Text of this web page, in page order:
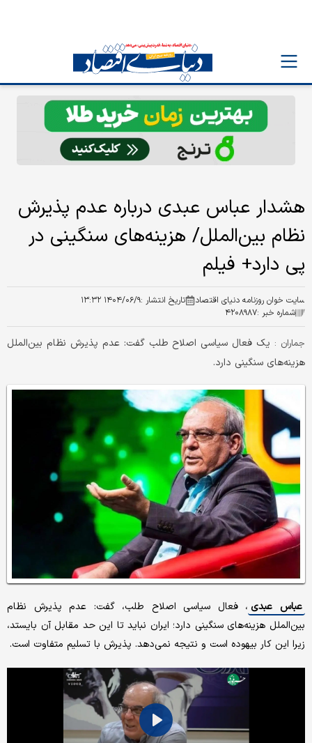
هشدار عباس عبدی درباره عدم پذیرش
نظام بین‌الملل/ هزینه‌های سنگینی در
پی دارد+ فیلم
سایت خوان روزنامه دنیای اقتصاد تاریخ انتشار :۱۴۰۴/۰۶/۹ ۱۳:۳۲
شماره خبر :۴۲۰۸۹۸۷
جماران : یک فعال سیاسی اصلاح طلب گفت: عدم پذیرش نظام بین‌الملل
هزینه‌های سنگینی دارد.
عباس عبدی ، فعال سیاسی اصلاح طلب، گفت: عدم پذیرش نظام
بین‌الملل هزینه‌های سنگینی دارد؛ ایران نباید تا این حد مقابل آن بایستد،
زیرا این کار بیهوده است و نتیجه نمی‌دهد. پذیرش با تسلیم متفاوت است.